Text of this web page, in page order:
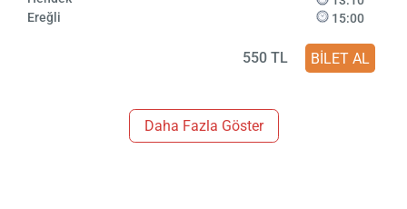
Ereğli
15:00
550 TL BİLET AL
Daha Fazla Göster